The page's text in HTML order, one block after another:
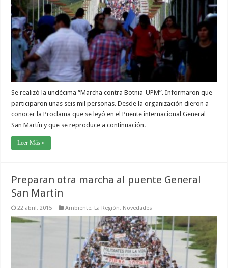
Se realizó la undécima “Marcha contra Botnia-UPM”. Informaron que
participaron unas seis mil personas. Desde la organización dieron a
conocer la Proclama que se leyó en el Puente internacional General
San Martín y que se reproduce a continuación.
Leer Más »
Preparan otra marcha al puente General
San Martín
22 abril, 2015 Ambiente, La Región, Novedades